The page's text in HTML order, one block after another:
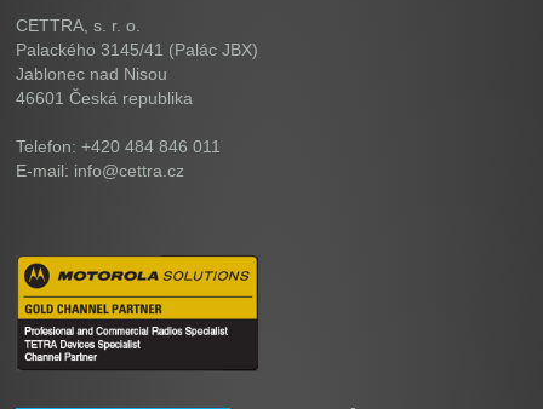
CETTRA, s. r. o.
Palackého 3145/41 (Palác JBX)
Jablonec nad Nisou
46601Česká republika
Telefon: +420 484 846 011
E-mail: info@cettra.cz